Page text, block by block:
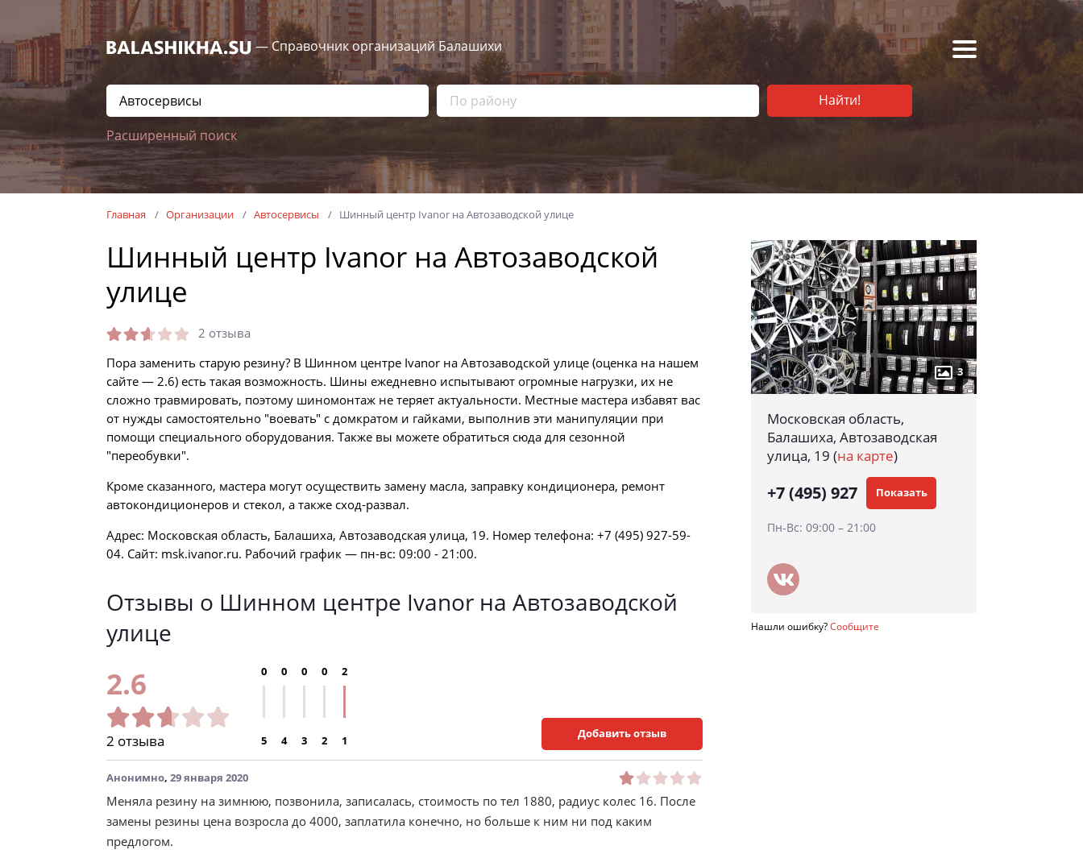
— Справочник организаций Балашихи
Расширенный поиск
Найти!
Главная Организации Автосервисы Шинный центр Ivanor на Автозаводской улице
Шинный центр Ivanor на Автозаводской
улице
2 отзыва
3
Московская область,
Балашиха, Автозаводская
улица, 19 (на карте)
+7 (495) 927 Показать
Пн-Вс: 09:00 – 21:00
Нашли ошибку? Сообщите
Пора заменить старую резину? В Шинном центре Ivanor на Автозаводской улице (оценка на нашем
сайте — 2.6) есть такая возможность. Шины ежедневно испытывают огромные нагрузки, их не
сложно травмировать, поэтому шиномонтаж не теряет актуальности. Местные мастера избавят вас
от нужды самостоятельно "воевать" с домкратом и гайками, выполнив эти манипуляции при
помощи специального оборудования. Также вы можете обратиться сюда для сезонной
"переобувки".
Кроме сказанного, мастера могут осуществить замену масла, заправку кондиционера, ремонт
автокондиционеров и стекол, а также сход-развал.
Адрес: Московская область, Балашиха, Автозаводская улица, 19. Номер телефона: +7 (495) 927-59-
04. Сайт: msk.ivanor.ru. Рабочий график — пн-вс: 09:00 - 21:00.
Отзывы о Шинном центре Ivanor на Автозаводской
улице
2.6
2 отзыва
0
5
0
4
0
3
0
2
2
1
Добавить отзыв
Анонимно, 29 января 2020
Меняла резину на зимнюю, позвонила, записалась, стоимость по тел 1880, радиус колес 16. После
замены резины цена возросла до 4000, заплатила конечно, но больше к ним ни под каким
предлогом.